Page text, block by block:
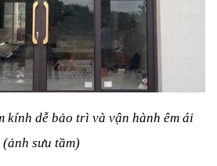
kính dễ bảo trì và vận hành êm ái
(ảnh sưu tầm)